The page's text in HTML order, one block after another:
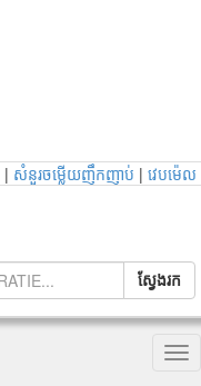
| សំនួរចម្លើយញឹកញាប់ | វេបម៉េល